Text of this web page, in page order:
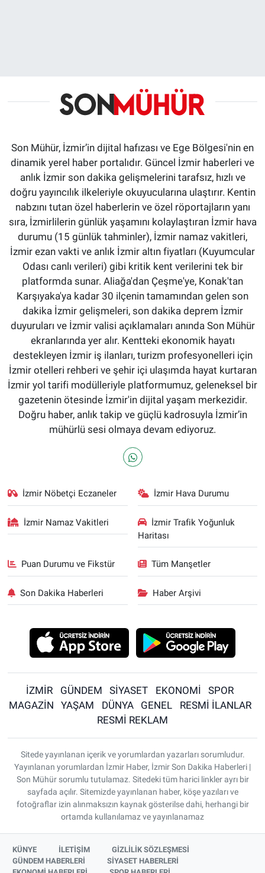
Son Mühür, İzmir’in dijital hafızası ve Ege Bölgesi'nin en
dinamik yerel haber portalıdır. Güncel İzmir haberleri ve
anlık İzmir son dakika gelişmelerini tarafsız, hızlı ve
doğru yayıncılık ilkeleriyle okuyucularına ulaştırır. Kentin
nabzını tutan özel haberlerin ve özel röportajların yanı
sıra, İzmirlilerin günlük yaşamını kolaylaştıran İzmir hava
durumu (15 günlük tahminler), İzmir namaz vakitleri,
İzmir ezan vakti ve anlık İzmir altın fiyatları (Kuyumcular
Odası canlı verileri) gibi kritik kent verilerini tek bir
platformda sunar. Aliağa'dan Çeşme'ye, Konak'tan
Karşıyaka'ya kadar 30 ilçenin tamamından gelen son
dakika İzmir gelişmeleri, son dakika deprem İzmir
duyuruları ve İzmir valisi açıklamaları anında Son Mühür
ekranlarında yer alır. Kentteki ekonomik hayatı
destekleyen İzmir iş ilanları, turizm profesyonelleri için
İzmir otelleri rehberi ve şehir içi ulaşımda hayat kurtaran
İzmir yol tarifi modülleriyle platformumuz, geleneksel bir
gazetenin ötesinde İzmir'in dijital yaşam merkezidir.
Doğru haber, anlık takip ve güçlü kadrosuyla İzmir’in
mühürlü sesi olmaya devam ediyoruz.
İzmir Nöbetçi Eczaneler İzmir Hava Durumu
İzmir Namaz Vakitleri
İzmir Trafik Yoğunluk
Haritası
Puan Durumu ve Fikstür Tüm Manşetler
Son Dakika Haberleri Haber Arşivi
İZMİR GÜNDEM SİYASET EKONOMİ
SPOR
MAGAZİN
YAŞAM DÜNYA GENEL
RESMİ İLANLAR
RESMİ REKLAM
Sitede yayınlanan içerik ve yorumlardan yazarları sorumludur.
Yayınlanan yorumlardan İzmir Haber, İzmir Son Dakika Haberleri |
Son Mühür sorumlu tutulamaz. Sitedeki tüm harici linkler ayrı bir
sayfada açılır. Sitemizde yayınlanan haber, köşe yazıları ve
fotoğraflar izin alınmaksızın kaynak gösterilse dahi, herhangi bir
ortamda kullanılamaz ve yayınlanamaz
KÜNYE İLETİŞİM
GİZLİLİK SÖZLEŞMESİ
GÜNDEM HABERLERİ
SİYASET HABERLERİ